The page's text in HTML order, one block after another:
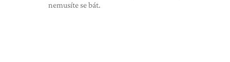
nemusíte se bát.